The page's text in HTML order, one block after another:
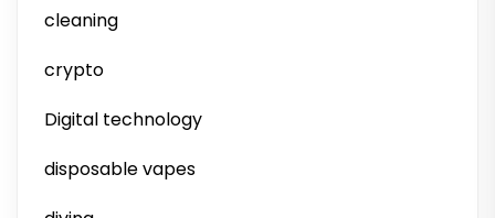
cleaning
crypto
Digital technology
disposable vapes